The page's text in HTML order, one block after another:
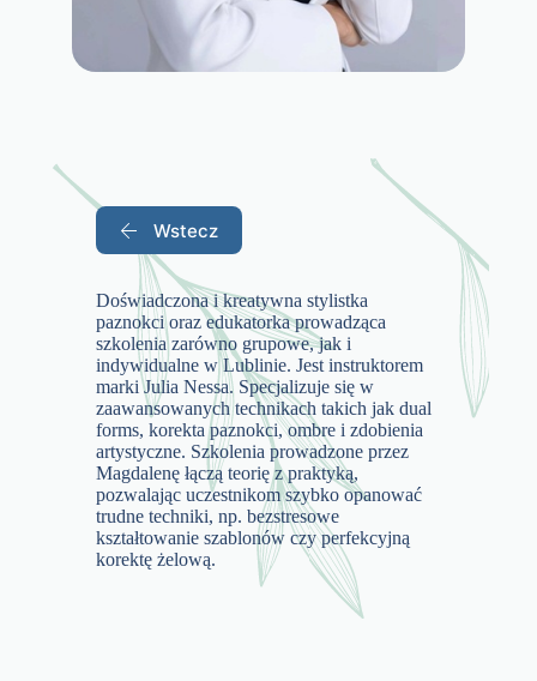
Wstecz
Doświadczona i kreatywna stylistka
paznokci oraz edukatorka prowadząca
szkolenia zarówno grupowe, jak i
indywidualne w Lublinie. Jest instruktorem
marki Julia Nessa. Specjalizuje się w
zaawansowanych technikach takich jak dual
forms, korekta paznokci, ombre i zdobienia
artystyczne. Szkolenia prowadzone przez
Magdalenę łączą teorię z praktyką,
pozwalając uczestnikom szybko opanować
trudne techniki, np. bezstresowe
kształtowanie szablonów czy perfekcyjną
korektę żelową.